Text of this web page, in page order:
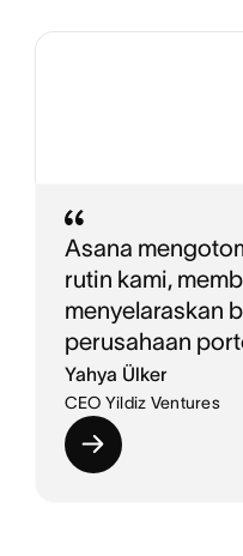
Asana
rutin kami,
menyelaraskan
perusahaan
Yahya Ülker
CEO Yildiz Ventures